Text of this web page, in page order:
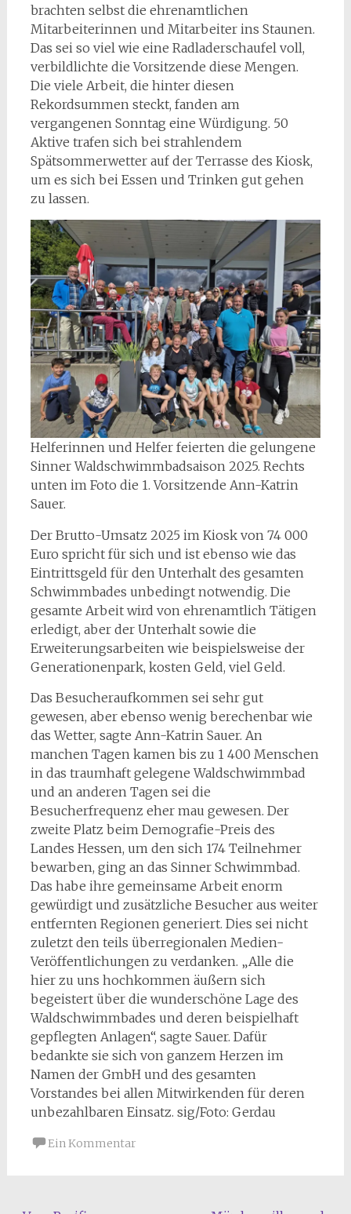
brachten selbst die ehrenamtlichen
Mitarbeiterinnen und Mitarbeiter ins Staunen.
Das sei so viel wie eine Radladerschaufel voll,
verbildlichte die Vorsitzende diese Mengen.
Die viele Arbeit, die hinter diesen
Rekordsummen steckt, fanden am
vergangenen Sonntag eine Würdigung. 50
Aktive trafen sich bei strahlendem
Spätsommerwetter auf der Terrasse des Kiosk,
um es sich bei Essen und Trinken gut gehen
zu lassen.
Helferinnen und Helfer feierten die gelungene
Sinner Waldschwimmbadsaison 2025. Rechts
unten im Foto die 1. Vorsitzende Ann-Katrin
Sauer.
Der Brutto-Umsatz 2025 im Kiosk von 74 000
Euro spricht für sich und ist ebenso wie das
Eintrittsgeld für den Unterhalt des gesamten
Schwimmbades unbedingt notwendig. Die
gesamte Arbeit wird von ehrenamtlich Tätigen
erledigt, aber der Unterhalt sowie die
Erweiterungsarbeiten wie beispielsweise der
Generationenpark, kosten Geld, viel Geld.
Das Besucheraufkommen sei sehr gut
gewesen, aber ebenso wenig berechenbar wie
das Wetter, sagte Ann-Katrin Sauer. An
manchen Tagen kamen bis zu 1 400 Menschen
in das traumhaft gelegene Waldschwimmbad
und an anderen Tagen sei die
Besucherfrequenz eher mau gewesen. Der
zweite Platz beim Demografie-Preis des
Landes Hessen, um den sich 174 Teilnehmer
bewarben, ging an das Sinner Schwimmbad.
Das habe ihre gemeinsame Arbeit enorm
gewürdigt und zusätzliche Besucher aus weiter
entfernten Regionen generiert. Dies sei nicht
zuletzt den teils überregionalen Medien-
Veröffentlichungen zu verdanken. „Alle die
hier zu uns hochkommen äußern sich
begeistert über die wunderschöne Lage des
Waldschwimmbades und deren beispielhaft
gepflegten Anlagen“, sagte Sauer. Dafür
bedankte sie sich von ganzem Herzen im
Namen der GmbH und des gesamten
Vorstandes bei allen Mitwirkenden für deren
unbezahlbaren Einsatz. sig/Foto: Gerdau
Ein Kommentar